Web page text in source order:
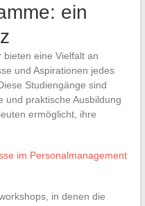
ein
eine Vielfalt an
und Aspirationen jedes
Studiengänge sind
und praktische Ausbildung
ermöglicht, ihre
im Personalmanagement
in denen die